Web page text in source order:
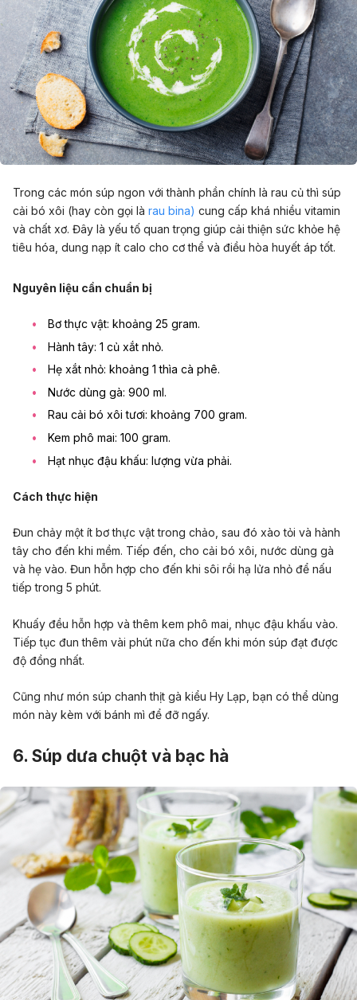
Trong các món súp ngon với thành phần chính là rau củ thì súp
cải bó xôi (hay còn gọi là rau bina) cung cấp khá nhiều vitamin
và chất xơ. Đây là yếu tố quan trọng giúp cải thiện sức khỏe hệ
tiêu hóa, dung nạp ít calo cho cơ thể và điều hòa huyết áp tốt.
Nguyên liệu cần chuẩn bị
Bơ thực vật: khoảng 25 gram.
Hành tây: 1 củ xắt nhỏ.
Hẹ xắt nhỏ: khoảng 1 thìa cà phê.
Nước dùng gà: 900 ml.
Rau cải bó xôi tươi: khoảng 700 gram.
Kem phô mai: 100 gram.
Hạt nhục đậu khấu: lượng vừa phải.
Cách thực hiện
Đun chảy một ít bơ thực vật trong chảo, sau đó xào tỏi và hành
tây cho đến khi mềm. Tiếp đến, cho cải bó xôi, nước dùng gà
và hẹ vào. Đun hỗn hợp cho đến khi sôi rồi hạ lửa nhỏ để nấu
tiếp trong 5 phút.
Khuấy đều hỗn hợp và thêm kem phô mai, nhục đậu khấu vào.
Tiếp tục đun thêm vài phút nữa cho đến khi món súp đạt được
độ đồng nhất.
Cũng như món súp chanh thịt gà kiểu Hy Lạp, bạn có thể dùng
món này kèm với bánh mì để đỡ ngấy.
6. Súp dưa chuột và bạc hà